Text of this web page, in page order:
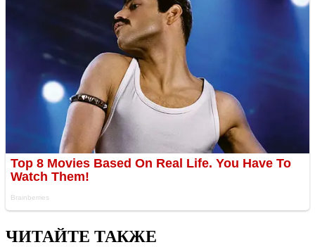
ЧИТАЙТЕ ТАКЖЕ